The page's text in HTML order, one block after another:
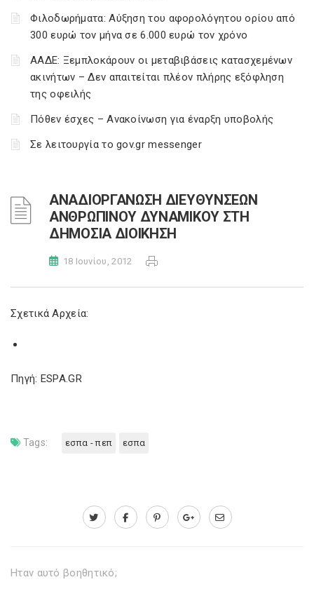
Φιλοδωρήματα: Αύξηση του αφορολόγητου ορίου από
300 ευρώ τον μήνα σε 6.000 ευρώ τον χρόνο
ΑΑΔΕ: Ξεμπλοκάρουν οι μεταβιβάσεις κατασχεμένων
ακινήτων – Δεν απαιτείται πλέον πλήρης εξόφληση
της οφειλής
Πόθεν έσχες – Ανακοίνωση για έναρξη υποβολής
Σε λειτουργία το gov.gr messenger
ΑΝΑΔΙΟΡΓΑΝΩΣΗ ΔΙΕΥΘΥΝΣΕΩΝ
ΑΝΘΡΩΠΙΝΟΥ ΔΥΝΑΜΙΚΟΥ ΣΤΗ
ΔΗΜΟΣΙΑ ΔΙΟΙΚΗΣΗ
18 Ιουνίου, 2012
Σχετικά Αρχεία:
Πηγή: ESPA.GR
Tags: εσπα - πεπ εσπα
Ηταν αυτό βοηθητικό;